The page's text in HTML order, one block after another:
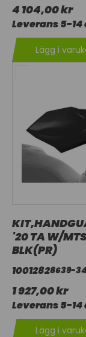
4 104,00 kr
Leverans 5-
Lägg i
'20 TA W/
BLK(PR)
10012828639-
1 927,00 kr
Leverans 5-
Lägg i